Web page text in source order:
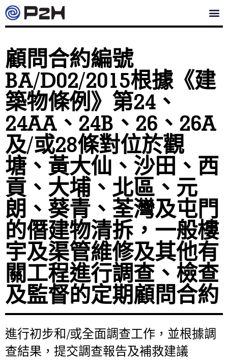
顧問合約編號
BA/D02/2015根據《建
築物條例》第24、
24AA、24B、26、26A
及/或28條對位於觀
塘、黃大仙、沙田、西
貢、大埔、北區、元
朗、葵青、荃灣及屯門
的僭建物清拆，一般樓
宇及渠管維修及其他有
關工程進行調查、檢查
及監督的定期顧問合約
進行初步和/或全面調查工作，並根據調
查結果，提交調查報告及補救建議